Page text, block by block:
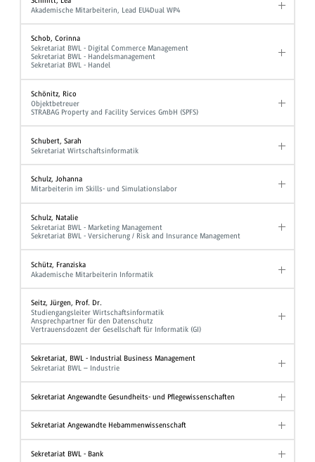
Akademische Mitarbeiterin, Lead EU4Dual WP4
Schob, Corinna
Sekretariat BWL - Digital Commerce Management
Sekretariat BWL - Handelsmanagement
Sekretariat BWL - Handel
Schönitz, Rico
Objektbetreuer
STRABAG Property and Facility Services GmbH (SPFS)
Schubert, Sarah
Sekretariat Wirtschaftsinformatik
Schulz, Johanna
Mitarbeiterin im Skills- und Simulationslabor
Schulz, Natalie
Sekretariat BWL - Marketing Management
Sekretariat BWL - Versicherung / Risk and Insurance Management
Schütz, Franziska
Akademische Mitarbeiterin Informatik
Seitz, Jürgen, Prof. Dr.
Studiengangsleiter Wirtschaftsinformatik
Ansprechpartner für den Datenschutz
Vertrauensdozent der Gesellschaft für Informatik (GI)
Sekretariat, BWL - Industrial Business Management
Sekretariat BWL – Industrie
Sekretariat Angewandte Gesundheits- und Pflegewissenschaften
Sekretariat Angewandte Hebammenwissenschaft
Sekretariat BWL - Bank